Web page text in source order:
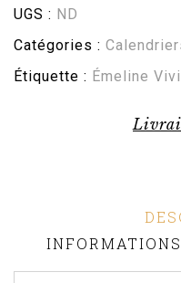
UGS : ND
Catégories :
Étiquette : Émeline